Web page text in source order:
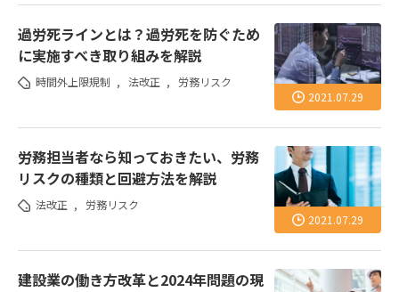
2021.07.29
過労死ラインとは？過労死を防ぐため
に実施すべき取り組みを解説
時間外上限規制 , 法改正 , 労務リスク
2021.07.29
労務担当者なら知っておきたい、労務
リスクの種類と回避方法を解説
法改正 , 労務リスク
建設業の働き方改革と2024年問題の現